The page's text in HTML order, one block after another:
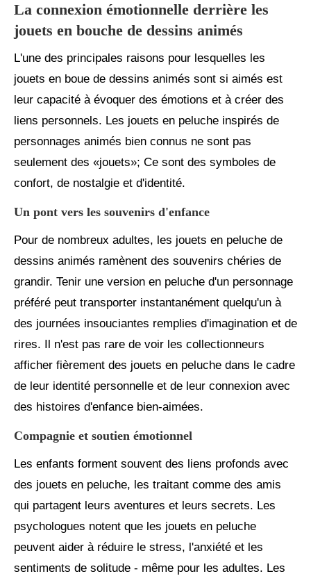
La connexion émotionnelle derrière les
jouets en bouche de dessins animés
L'une des principales raisons pour lesquelles les
jouets en boue de dessins animés sont si aimés est
leur capacité à évoquer des émotions et à créer des
liens personnels. Les jouets en peluche inspirés de
personnages animés bien connus ne sont pas
seulement des «jouets»; Ce sont des symboles de
confort, de nostalgie et d'identité.
Un pont vers les souvenirs d'enfance
Pour de nombreux adultes, les jouets en peluche de
dessins animés ramènent des souvenirs chéries de
grandir. Tenir une version en peluche d'un personnage
préféré peut transporter instantanément quelqu'un à
des journées insouciantes remplies d'imagination et de
rires. Il n'est pas rare de voir les collectionneurs
afficher fièrement des jouets en peluche dans le cadre
de leur identité personnelle et de leur connexion avec
des histoires d'enfance bien-aimées.
Compagnie et soutien émotionnel
Les enfants forment souvent des liens profonds avec
des jouets en peluche, les traitant comme des amis
qui partagent leurs aventures et leurs secrets. Les
psychologues notent que les jouets en peluche
peuvent aider à réduire le stress, l'anxiété et les
sentiments de solitude - même pour les adultes. Les